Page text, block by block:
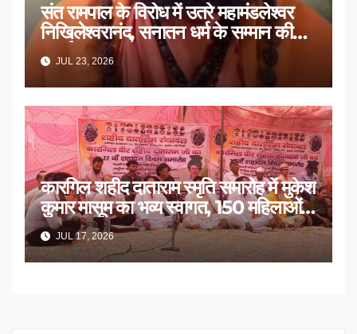
संत रामपाल के विरोध में उतरे महामंडलेश्वर
निखिलेश्वरानंद, सनातन धर्म के सम्मान की
उठाई मांग
JUL 23, 2026
कारगिल शहीद दाताराम स्मृति समारोह में मुकेश
कुमार मासूम का भव्य स्वागत, 150 महिलाओं
का सम्मान
JUL 17, 2026